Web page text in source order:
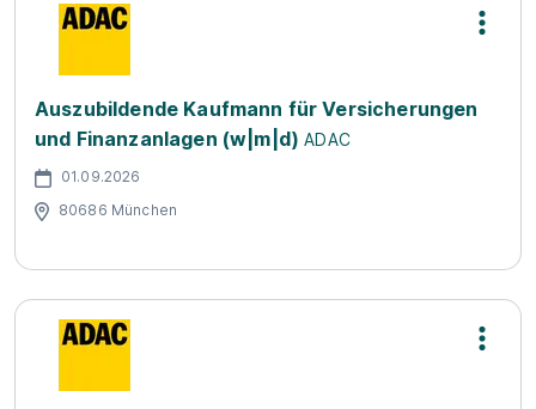
Auszubildende Kaufmann für Versicherungen
und Finanzanlagen (w|m|d) ADAC
01.09.2026
80686 München